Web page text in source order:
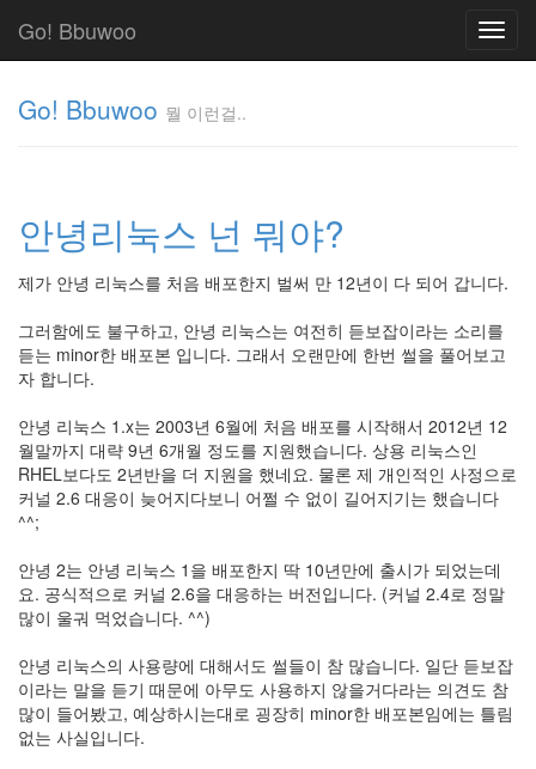
Go! Bbuwoo
Go! Bbuwoo 뭘 이런걸..
안녕리눅스 넌 뭐야?
제가 안녕 리눅스를 처음 배포한지 벌써 만 12년이 다 되어 갑니다.
그러함에도 불구하고, 안녕 리눅스는 여전히 듣보잡이라는 소리를
듣는 minor한 배포본 입니다. 그래서 오랜만에 한번 썰을 풀어보고
자 합니다.
안녕 리눅스 1.x는 2003년 6월에 처음 배포를 시작해서 2012년 12
월말까지 대략 9년 6개월 정도를 지원했습니다. 상용 리눅스인
RHEL보다도 2년반을 더 지원을 했네요. 물론 제 개인적인 사정으로
커널 2.6 대응이 늦어지다보니 어쩔 수 없이 길어지기는 했습니다
^^;
안녕 2는 안녕 리눅스 1을 배포한지 딱 10년만에 출시가 되었는데
요. 공식적으로 커널 2.6을 대응하는 버전입니다. (커널 2.4로 정말
많이 울궈 먹었습니다. ^^)
안녕 리눅스의 사용량에 대해서도 썰들이 참 많습니다. 일단 듣보잡
이라는 말을 듣기 때문에 아무도 사용하지 않을거다라는 의견도 참
많이 들어봤고, 예상하시는대로 굉장히 minor한 배포본임에는 틀림
없는 사실입니다.
걸..
김
균
Tag
안
녕
리
눅
스
Firefox
Mozilla